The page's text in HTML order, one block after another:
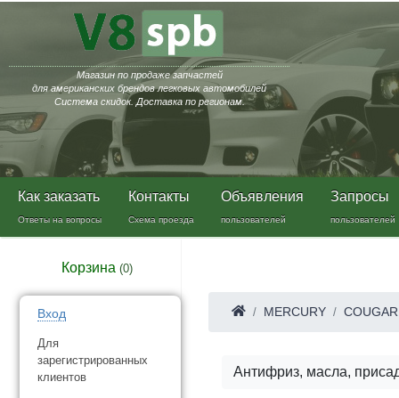
Магазин по продаже запчастей
для американских брендов легковых автомобилей
Система скидок. Доставка по регионам.
Как заказать
Ответы на вопросы
Контакты
Схема проезда
Объявления
пользователей
Запросы
пользователей
Корзина (0)
Вход
Для
зарегистрированных
клиентов
MERCURY COUGAR
Антифриз, масла,